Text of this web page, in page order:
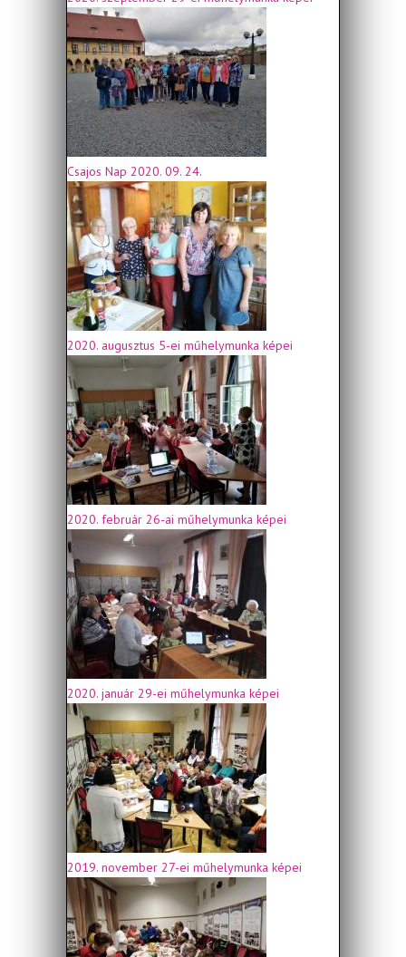
Csajos Nap 2020. 09. 24.
2020. augusztus 5-ei műhelymunka képei
2020. február 26-ai műhelymunka képei
2020. január 29-ei műhelymunka képei
2019. november 27-ei műhelymunka képei